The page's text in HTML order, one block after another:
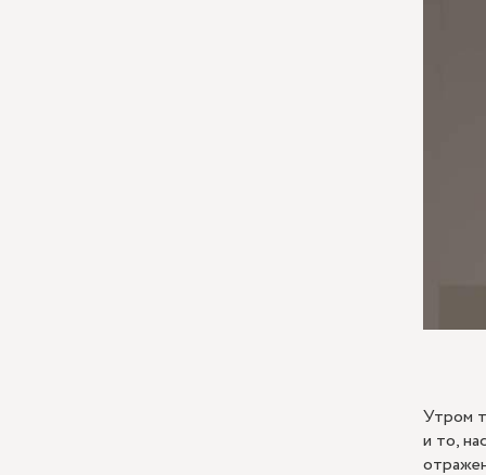
Утром
и то,